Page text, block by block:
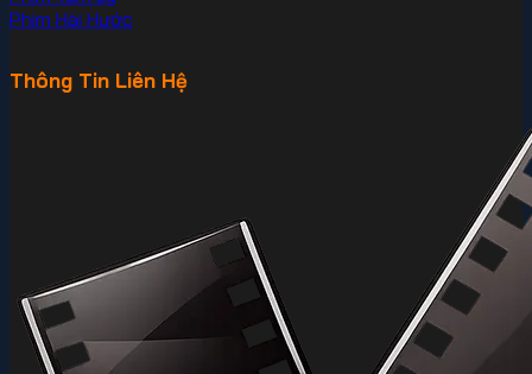
Phim Hài Hước
Thông Tin Liên Hệ